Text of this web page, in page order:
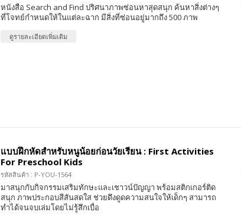
หนังสือ Search and Find ปริศนาภาพซ่อนหาสุดสนุก ค้นหาสิ่งต่างๆ
ที่โจทย์กำหนดให้ในแต่ละฉาก มีสิ่งที่ซ่อนอยู่มากถึง 500 ภาพ
ดูรายละเอียดเพิ่มเติม
แบบฝึกหัดสำหรับหนูน้อยก่อนวัยเรียน : First Activities
For Preschool Kids
รหัสสินค้า : P-YOU-1564
มาสนุกกับกิจกรรมเสริมทักษะและเชาวน์ปัญญา พร้อมสติกเกอร์ติด
สนุก ภาพประกอบสีสันสดใส ช่วยดึงดูดความสนใจให้เด็กๆ สามารถ
ทำได้จนจบเล่มโดยไม่รู้สึกเบื่อ